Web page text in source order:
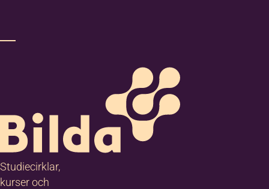
Studiecirklar,
kurser och